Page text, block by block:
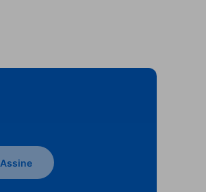
Assine